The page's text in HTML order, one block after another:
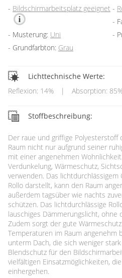
Bildschirmarbeitsplatz geeignet
Musterung: Uni
Grundfarbton: Grau
Lichttechnische Werte:
Reflexion: 14%
| Absorption:
Stoffbeschreibung:
Der raue und griffige Polyesterstoff
Raum nicht nur aufgrund seiner
mit einer angenehmen
Verdunkelung, Wärmeschutz,
verwenden. Das lichtdurchlässigem
Rollo darstellt, kann den Raum
außerdem tagsüber wie nachts
schützen. Das lichtdurchlässige
lauschiges Dämmerungslicht,
Zudem sorgt der gute
Temperaturen im Raum angenehm
unterm Dach, die sich weniger
Blendschutz für den
vielfältigen Einsatzmöglichkeiten,
einhergehen.